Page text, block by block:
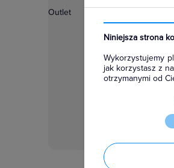
Niniejsza strona
Wykorzystujemy
jak korzystasz z
otrzymanymi od
Outlet